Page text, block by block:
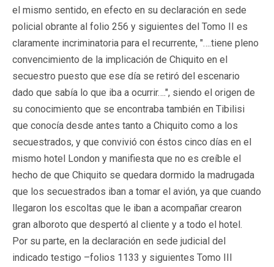
el mismo sentido, en efecto en su declaración en sede
policial obrante al folio 256 y siguientes del Tomo II es
claramente incriminatoria para el recurrente, "….tiene pleno
convencimiento de la implicación de Chiquito en el
secuestro puesto que ese día se retiró del escenario
dado que sabía lo que iba a ocurrir….", siendo el origen de
su conocimiento que se encontraba también en Tibilisi
que conocía desde antes tanto a Chiquito como a los
secuestrados, y que convivió con éstos cinco días en el
mismo hotel London y manifiesta que no es creíble el
hecho de que Chiquito se quedara dormido la madrugada
que los secuestrados iban a tomar el avión, ya que cuando
llegaron los escoltas que le iban a acompañar crearon
gran alboroto que despertó al cliente y a todo el hotel.
Por su parte, en la declaración en sede judicial del
indicado testigo –folios 1133 y siguientes Tomo III